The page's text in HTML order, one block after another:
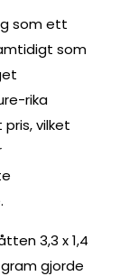
som ett
som
rika
vilket
3,3 x 1,4
gjorde